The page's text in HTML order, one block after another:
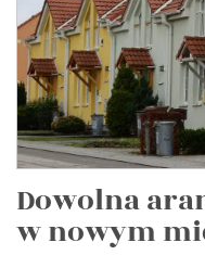
Dowolna
w nowym